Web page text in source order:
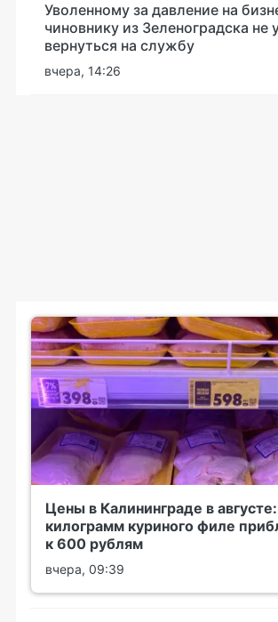
Уволенному за давление на
чиновнику из Зеленоградска не
вернуться на службу
вчера, 14:26
Цены в Калининграде в августе:
килограмм куриного филе
к 600 рублям
вчера, 09:39